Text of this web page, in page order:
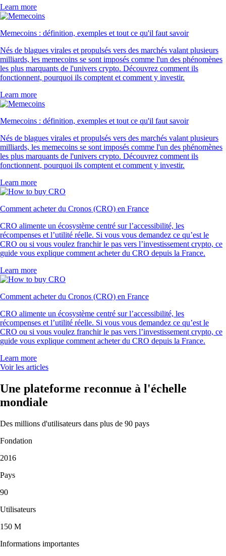
Learn more
Memecoins : définition, exemples et tout ce qu'il faut savoir
Nés de blagues virales et propulsés vers des marchés valant plusieurs
milliards, les memecoins se sont imposés comme l'un des phénomènes
les plus marquants de l'univers crypto. Découvrez comment ils
fonctionnent, pourquoi ils comptent et comment y investir.
Learn more
Memecoins : définition, exemples et tout ce qu'il faut savoir
Nés de blagues virales et propulsés vers des marchés valant plusieurs
milliards, les memecoins se sont imposés comme l'un des phénomènes
les plus marquants de l'univers crypto. Découvrez comment ils
fonctionnent, pourquoi ils comptent et comment y investir.
Learn more
Comment acheter du Cronos (CRO) en France
CRO alimente un écosystème centré sur l’accessibilité, les
récompenses et l’utilité réelle. Si vous vous demandez ce qu’est le
CRO ou si vous voulez franchir le pas vers l’investissement crypto, ce
guide vous explique comment acheter du CRO depuis la France.
Learn more
Comment acheter du Cronos (CRO) en France
CRO alimente un écosystème centré sur l’accessibilité, les
récompenses et l’utilité réelle. Si vous vous demandez ce qu’est le
CRO ou si vous voulez franchir le pas vers l’investissement crypto, ce
guide vous explique comment acheter du CRO depuis la France.
Learn more
Voir les articles
Une plateforme reconnue à l'échelle
mondiale
Des millions d'utilisateurs dans plus de 90 pays
Fondation
2016
Pays
90
Utilisateurs
150 M
Informations importantes